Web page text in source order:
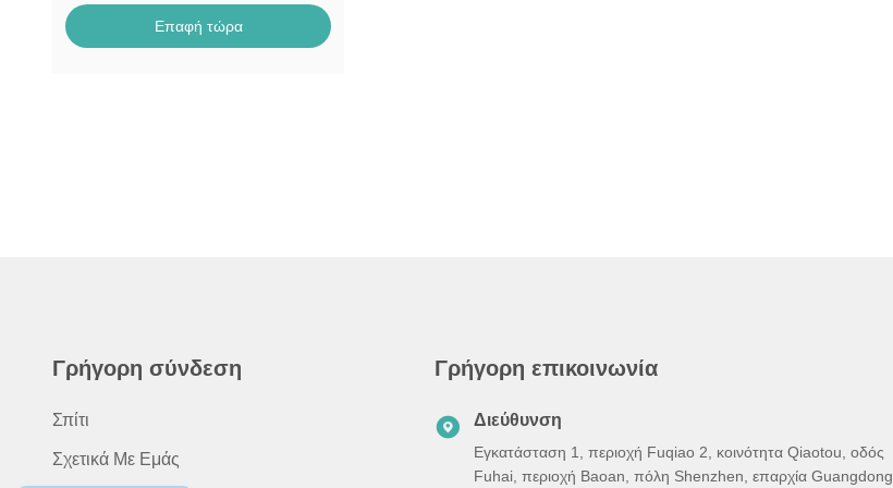
Επαφή τώρα
Γρήγορη σύνδεση
Σπίτι
Σχετικά Με Εμάς
Γρήγορη επικοινωνία
Διεύθυνση
Εγκατάσταση 1, περιοχή Fuqiao 2, κοινότητα Qiaotou, οδός
Fuhai, περιοχή Baoan, πόλη Shenzhen, επαρχία Guangdong,